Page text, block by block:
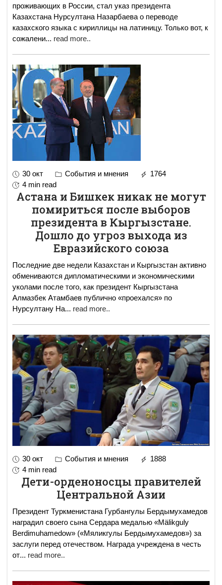
проживающих в России, стал указ президента
Казахстана Нурсултана Назарбаева о переводе
казахского языка с кириллицы на латиницу. Только вот, к
сожалени... read more..
30 окт События и мнения
1764
4 min read
Астана и Бишкек никак не могут
помириться после выборов
президента в Кыргызстане.
Дошло до угроз выхода из
Евразийского союза
Последние две недели Казахстан и Кыргызстан активно
обмениваются дипломатическими и экономическими
уколами после того, как президент Кыргызстана
Алмазбек Атамбаев публично «проехался» по
Нурсултану На... read more..
30 окт События и мнения
1888
4 min read
Дети-орденоносцы правителей
Центральной Азии
Президент Туркменистана Гурбангулы Бердымухамедов
наградил своего сына Сердара медалью «Mälikguly
Berdimuhamedow» («Мяликгулы Бердымухамедов») за
заслуги перед отечеством. Награда учреждена в честь
от... read more..